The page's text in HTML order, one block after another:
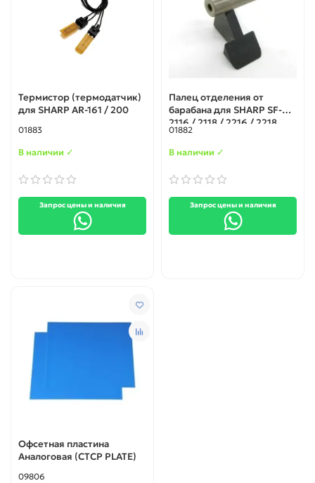
Термистор (термодатчик)
для SHARP AR-161 / 200
01883
В наличии ✓
Запрос цены и наличия
Палец отделения от
барабана для SHARP SF-
2116 / 2118 / 2216 / 2218
(PTME-0211FCZ1)
01882
В наличии ✓
Запрос цены и наличия
Офсетная пластина
Аналоговая (CTCP PLATE)
09806